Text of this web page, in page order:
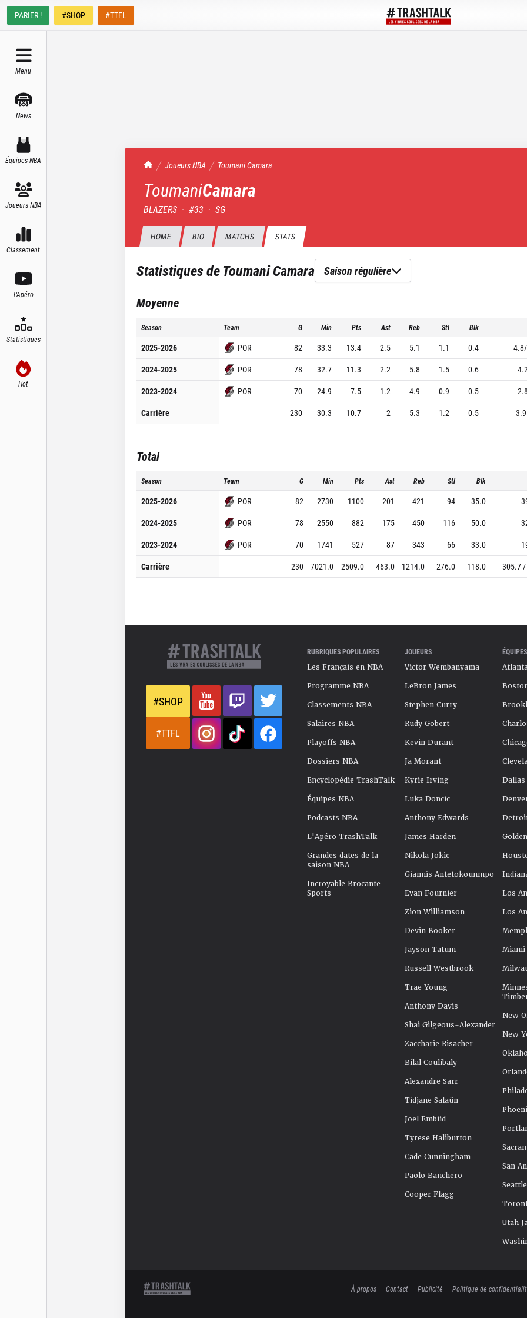
PARIER ! #SHOP #TTFL
Menu
News
Équipes NBA
Joueurs NBA
Classement
L'Apéro
Statistiques
Hot
TrashTalk Actu NBA
Joueurs NBA ToumaniCamara
ToumaniCamara
BLAZERS · #33 · SG
HOME BIO MATCHS STATS
Statistiques deToumani Camara Saison régulière
Moyenne
Season Team G Min Pts Ast Reb Stl Blk
2025-2026 POR 82 33.3 13.4 2.5 5.1 1.1 0.4
2024-2025
POR 78 32.7 11.3 2.2 5.8 1.5 0.6
2023-2024
POR 70 24.9 7.5 1.2 4.9 0.9 0.5
Carrière
230 30.3 10.7 2 5.3 1.2 0.5
Total
Season Team G Min Pts Ast Reb Stl Blk
2025-2026 POR 82 2730 1100 201 421 94 35.0
2024-2025
POR 78 2550 882 175 450 116 50.0
2023-2024
POR 70 1741 527 87 343 66 33.0
Carrière
230 7021.0 2509.0 463.0 1214.0 276.0 118.0 305.7
#SHOP
#TTFL
RUBRIQUES POPULAIRES
Les Français en NBA
Programme NBA
Classements NBA
Salaires NBA
Playoffs NBA
Dossiers NBA
Encyclopédie TrashTalk
Équipes NBA
Podcasts NBA
L'Apéro TrashTalk
Grandes dates de la
saison NBA
Incroyable Brocante
Sports
JOUEURS
Victor Wembanyama
LeBron James
Stephen Curry
Rudy Gobert
Kevin Durant
Ja Morant
Kyrie Irving
Luka Doncic
Anthony Edwards
James Harden
Nikola Jokic
Giannis Antetokounmpo
Evan Fournier
Zion Williamson
Devin Booker
Jayson Tatum
Russell Westbrook
Trae Young
Anthony Davis
Shai Gilgeous-Alexander
Zaccharie Risacher
Bilal Coulibaly
Alexandre Sarr
Tidjane Salaün
Joel Embiid
Tyrese Haliburton
Cade Cunningham
Paolo Banchero
Cooper Flagg
ÉQUIPES
Los
Los
Miami
New
New
San
Utah
À propos Contact Publicité Politique de